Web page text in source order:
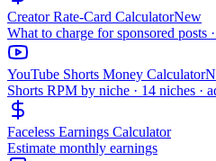
Creator Rate-Card CalculatorNew
What to charge for sponsored posts
YouTube Shorts Money Calculator
Shorts RPM by niche · 14 niches ·
Faceless Earnings Calculator
Estimate monthly earnings